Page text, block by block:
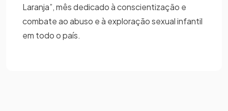
Laranja”, mês dedicado à conscientização e
combate ao abuso e à exploração sexual infantil
em todo o país.